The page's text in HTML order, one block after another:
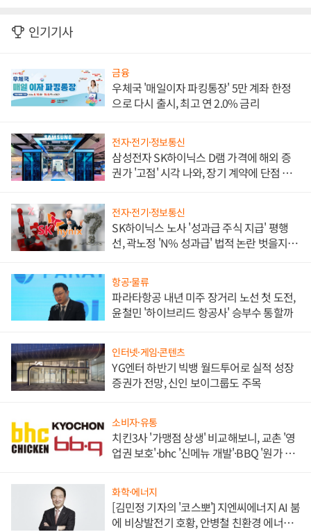
인기기사
금융
우체국 '매일이자 파킹통장' 5만 계좌 한정
으로 다시 출시, 최고 연 2.0% 금리
전자·전기·정보통신
삼성전자 SK하이닉스 D램 가격에 해외 증
권가 '고점' 시각 나와, 장기 계약에 단점 부
전자·전기·정보통신
SK하이닉스 노사 '성과급 주식 지급' 평행
선, 곽노정 'N% 성과급' 법적 논란 벗을지 주
항공·물류
파라타항공 내년 미주 장거리 노선 첫 도전,
윤철민 '하이브리드 항공사' 승부수 통할까
인터넷·게임·콘텐츠
YG엔터 하반기 빅뱅 월드투어로 실적 성장
증권가 전망, 신인 보이그룹도 주목
소비자·유통
치킨3사 '가맹점 상생' 비교해보니, 교촌 '영
업권 보호'·bhc '신메뉴 개발'·BBQ '원가 부
화학·에너지
[김민정 기자의 '코스뽀'] 지엔씨에너지 AI 붐
에 비상발전기 호황, 안병철 친환경 에너지